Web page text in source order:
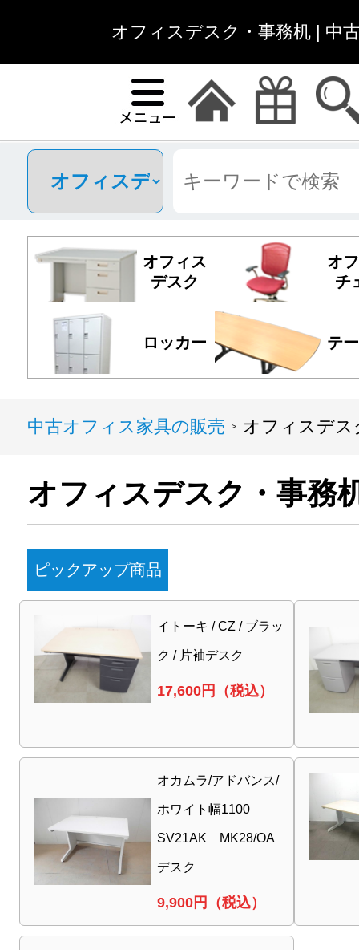
オフィスデスク・事務机 | 中
オフィス
デスク
オ
チ
ロッカー テ
中古オフィス家具の販売 > オフィスデス
オフィスデスク・事務
ピックアップ商品
イトーキ / CZ / ブラッ
ク / 片袖デスク
17,600円（税込）
オカムラ/アドバンス/
ホワイト幅1100
SV21AK MK28/OA
デスク
9,900円（税込）